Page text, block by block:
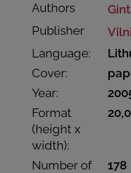
Authors
Publisher
Language:
Cover:
Year:
Format
(height x
width):
Number of
178